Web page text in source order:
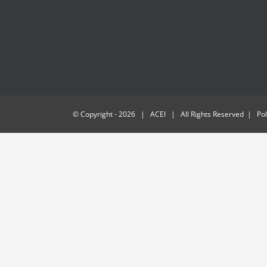
© Copyright -2026 | ACEI | All Rights Reserved |